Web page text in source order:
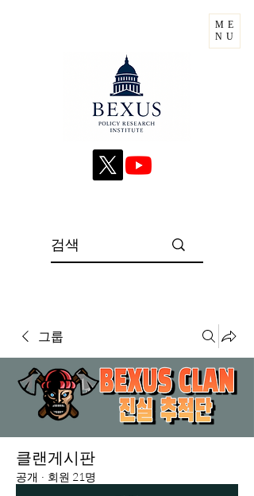
ME
NU
그룹
클랜게시판
공개 · 회원 21명